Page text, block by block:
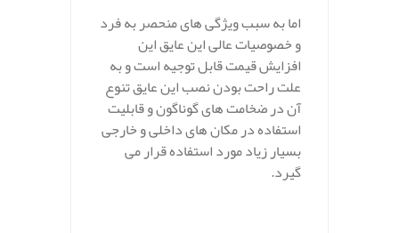
اما به سبب ویژگی های منحصر به فرد
و خصوصیات عالی این عایق این
افزایش قیمت قابل توجیه است و به
علت راحت بودن نصب این عایق تنوع
آن در ضخامت های گوناگون و قابلیت
استفاده در مکان های داخلی و خارجی
بسیار زیاد مورد استفاده قرار می
گیرد.